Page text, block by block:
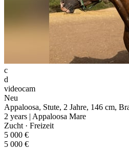
c
d
videocam
Neu
Appaloosa, Stute, 2 Jahre, 146 cm,
2 years | Appaloosa Mare
Zucht · Freizeit
5 000 €
5 000 €